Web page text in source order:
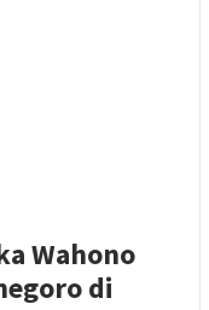
Wahono
di